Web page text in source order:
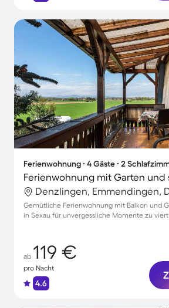
Ferienwohnung ∙ 4 Gäste ∙ 2
Denzlingen, Emmendingen,
Gemütliche Ferienwohnung mit Balkon und
in Sexau für unvergessliche Momente zu viert
ab 119 €
pro Nacht
4.6